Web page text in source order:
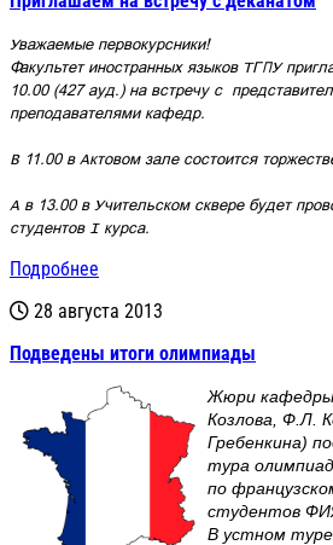
Уважаемые первокурсники!
Факультет иностранных языков ТГПУ
10.00 (427 ауд.) на встречу с
преподавателями кафедр.
В 11.00 в Актовом залесостоится
А в 13.00 в Учительском сквере будет
студентов I курса.
Подробнее
28 августа 2013
Подведены итоги олимпиады
Жюри кафедры
Козлова, Ф.Л.
Гребенкина)
тура
по
студентов
В устном